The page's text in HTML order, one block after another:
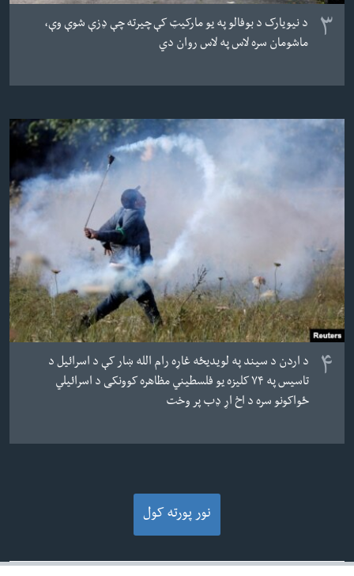
۳
د نیویارک د بوفالو په یو مارکیټ کې چیرته چې ډزې شوې وې،
ماشومان سره لاس په لاس روان دي
۴
د اردن د سیند په لویدیځه غاړه رام الله ښار کې د اسرائیل د
تاسیس په ۷۴ کلیزه یو فلسطیني مظاهره کوونکی د اسرائیلي
ځواکونو سره د اخ اړ ډب پر وخت
نور پورته کول